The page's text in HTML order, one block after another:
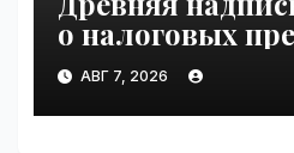
о налоговых
VseTime.ru
АВГ 7, 2026